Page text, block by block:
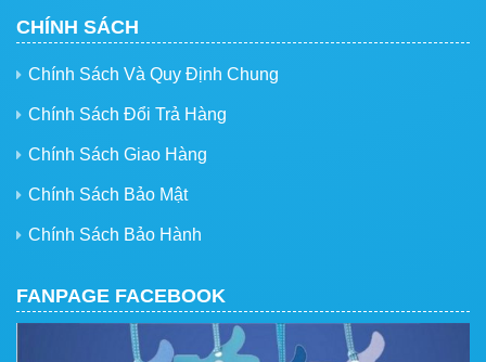
CHÍNH SÁCH
Chính Sách Và Quy Định Chung
Chính Sách Đổi Trả Hàng
Chính Sách Giao Hàng
Chính Sách Bảo Mật
Chính Sách Bảo Hành
FANPAGE FACEBOOK